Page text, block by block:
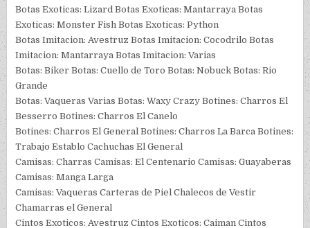
Botas Exoticas: Lizard Botas Exoticas: Mantarraya Botas
Exoticas: Monster Fish Botas Exoticas: Python
Botas Imitacion: Avestruz Botas Imitacion: Cocodrilo Botas
Imitacion: Mantarraya Botas Imitacion: Varias
Botas: Biker Botas: Cuello de Toro Botas: Nobuck Botas: Rio
Grande
Botas: Vaqueras Varias Botas: Waxy Crazy Botines: Charros El
Besserro Botines: Charros El Canelo
Botines: Charros El General Botines: Charros La Barca Botines:
Trabajo Establo Cachuchas El General
Camisas: Charras Camisas: El Centenario Camisas: Guayaberas
Camisas: Manga Larga
Camisas: Vaqueras Carteras de Piel Chalecos de Vestir
Chamarras el General
Cintos Exoticos: Avestruz Cintos Exoticos: Caiman Cintos